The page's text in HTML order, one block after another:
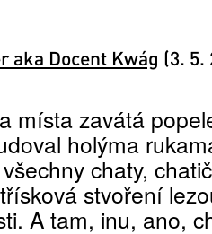
aka Docent Kwág (3. 5.
místa zavátá
holýma
chaty,
stvoření
A tam, inu, ano,